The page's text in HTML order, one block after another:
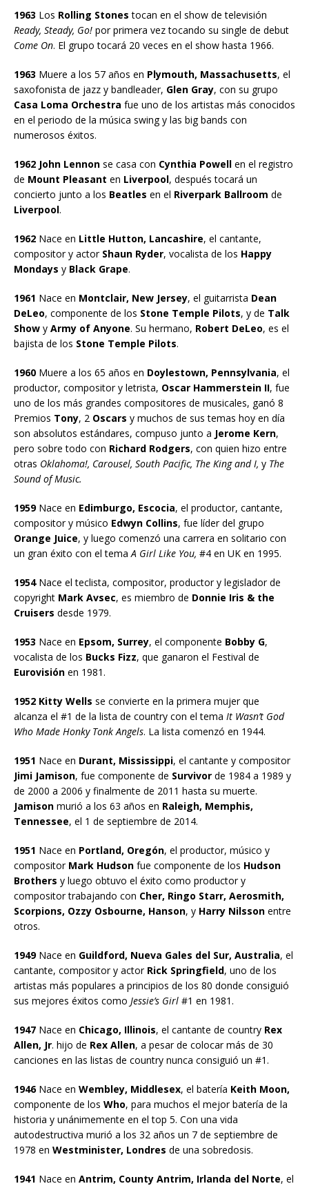
1963 Los Rolling Stones tocan en el show de televisión
Ready, Steady, Go! por primera vez tocando su single de debut
Come On. El grupo tocará 20 veces en el show hasta 1966.
1963 Muere a los 57 años en Plymouth, Massachusetts, el
saxofonista de jazz y bandleader, Glen Gray, con su grupo
Casa Loma Orchestra fue uno de los artistas más conocidos
en el periodo de la música swing y las big bands con
numerosos éxitos.
1962 John Lennon se casa con Cynthia Powell en el registro
de Mount Pleasant en Liverpool, después tocará un
concierto junto a los Beatles en el Riverpark Ballroom de
Liverpool.
1962 Nace en Little Hutton, Lancashire, el cantante,
compositor y actor Shaun Ryder, vocalista de los Happy
Mondays y Black Grape.
1961 Nace en Montclair, New Jersey, el guitarrista Dean
DeLeo, componente de los Stone Temple Pilots, y de Talk
Show y Army of Anyone. Su hermano, Robert DeLeo, es el
bajista de los Stone Temple Pilots.
1960 Muere a los 65 años en Doylestown, Pennsylvania, el
productor, compositor y letrista, Oscar Hammerstein II, fue
uno de los más grandes compositores de musicales, ganó 8
Premios Tony, 2 Oscars y muchos de sus temas hoy en día
son absolutos estándares, compuso junto a Jerome Kern,
pero sobre todo con Richard Rodgers, con quien hizo entre
otras Oklahoma!, Carousel, South Pacific, The King and I, y The
Sound of Music.
1959Nace en Edimburgo, Escocia, el productor, cantante,
compositor y músico Edwyn Collins, fue líder del grupo
Orange Juice, y luego comenzó una carrera en solitario con
un gran éxito con el tema A Girl Like You, #4 en UK en 1995.
1954Nace el teclista, compositor, productor y legislador de
copyright Mark Avsec, es miembro de Donnie Iris & the
Cruisers desde 1979.
1953 Nace en Epsom, Surrey, el componente Bobby G,
vocalista de los Bucks Fizz, que ganaron el Festival de
Eurovisión en 1981.
1952 Kitty Wells se convierte en la primera mujer que
alcanza el #1 de la lista de country con el tema It Wasn’t God
Who Made Honky Tonk Angels. La lista comenzó en 1944.
1951 Nace en Durant, Mississippi, el cantante y compositor
Jimi Jamison, fue componente de Survivor de 1984 a 1989 y
de 2000 a 2006 y finalmente de 2011 hasta su muerte.
Jamison murió a los 63 años en Raleigh, Memphis,
Tennessee, el 1 de septiembre de 2014.
1951 Nace en Portland, Oregón, el productor, músico y
compositor Mark Hudson fue componente de los Hudson
Brothers y luego obtuvo el éxito como productor y
compositor trabajando con Cher, Ringo Starr, Aerosmith,
Scorpions, Ozzy Osbourne, Hanson, y Harry Nilsson entre
otros.
1949Nace en Guildford, Nueva Gales del Sur, Australia, el
cantante, compositor y actor Rick Springfield, uno de los
artistas más populares a principios de los 80 donde consiguió
sus mejores éxitos como Jessie’s Girl #1 en 1981.
1947 Nace en Chicago, Illinois, el cantante de country Rex
Allen, Jr. hijo de Rex Allen, a pesar de colocar más de 30
canciones en las listas de country nunca consiguió un #1.
1946Nace en Wembley, Middlesex, el batería Keith Moon,
componente de los Who, para muchos el mejor batería de la
historia y unánimemente en el top 5. Con una vida
autodestructiva murió a los 32 años un 7 de septiembre de
1978 en Westminister, Londres de una sobredosis.
1941 Nace en Antrim, County Antrim, Irlanda del Norte, el